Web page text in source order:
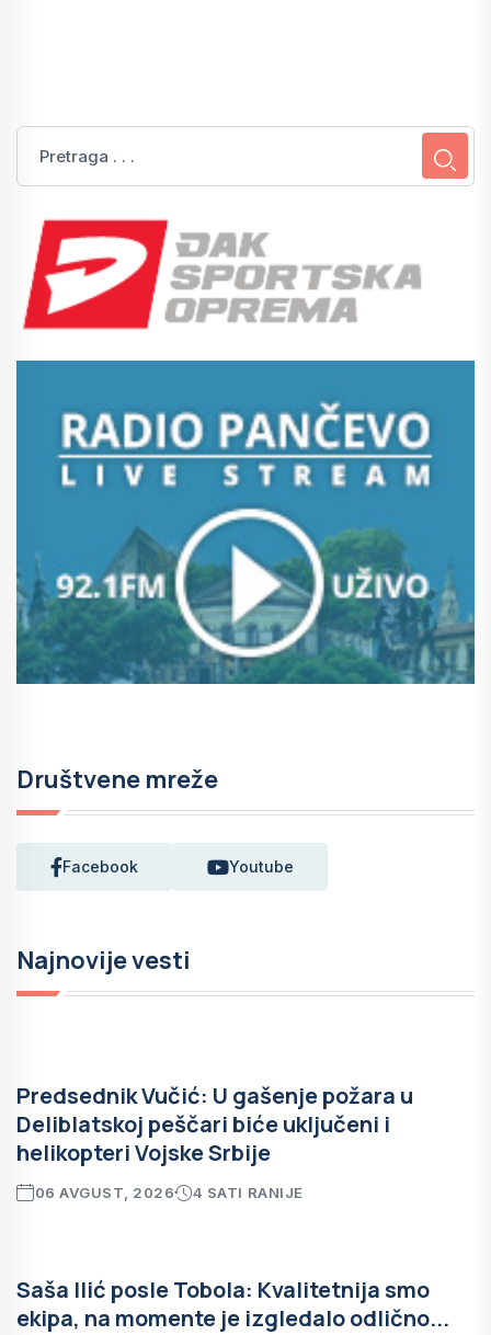
Društvene mreže
Facebook Youtube
Najnovije vesti
Predsednik Vučić: U gašenje požara u
Deliblatskoj peščari biće uključeni i
helikopteri Vojske Srbije
06 AVGUST, 2026 4 SATI RANIJE
Saša Ilić posle Tobola: Kvalitetnija smo
ekipa, na momente je izgledalo odlično...